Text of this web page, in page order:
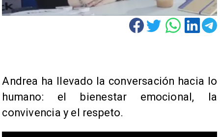
​Andrea ha llevado la conversación hacia lo
humano: el bienestar emocional, la
convivencia y el respeto.